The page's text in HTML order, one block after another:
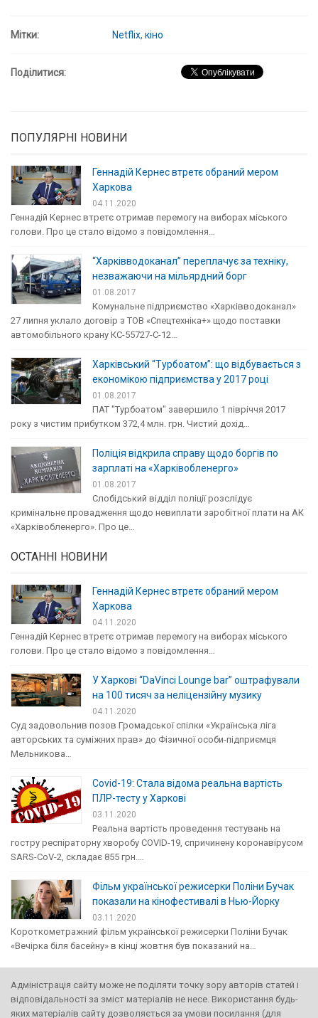
Мітки: Netflix, кіно
Поділитися:
ПОПУЛЯРНІ НОВИНИ
Геннадій Кернес втретє обраний мером
Харкова
04.11.2020
Геннадій Кернес втретє отримав перемогу на виборах міського
голови. Про це стало відомо з повідомлення…
“Харківводоканал” переплачує за техніку,
незважаючи на мільярдний борг
01.08.2017
Комунальне підприємство «Харківводоканал»
27 липня уклало договір з ТОВ «Спецтехніка+» щодо поставки
автомобільного крану КС-55727-С-12…
Харківський “Турбоатом”: що відбувається з
економікою підприємства у 2017 році
01.08.2017
ПАТ "Турбоатом" завершило 1 півріччя 2017
року з чистим прибутком 372,4 млн. грн. Чистий дохід…
Поліція відкрила справу щодо боргів по
зарплаті на «Харківобленерго»
01.08.2017
Слобідський відділ поліції розслідує
кримінальне провадження щодо невиплати заробітної плати на АК
«Харківобленерго». Про це…
ОСТАННІ НОВИНИ
Геннадій Кернес втретє обраний мером
Харкова
04.11.2020
Геннадій Кернес втретє отримав перемогу на виборах міського
голови. Про це стало відомо з повідомлення…
У Харкові “DaVinci Lounge bar” оштрафували
на 100 тисяч за неліцензійну музику
04.11.2020
Суд задовольнив позов Громадської спілки «Українська ліга
авторських та суміжних прав» до Фізичної особи-підприємця
Мельникова…
Covid-19: Стала відома реальна вартість
ПЛР-тесту у Харкові
03.11.2020
Реальна вартість проведення тестувань на
гостру респіраторну хворобу COVID-19, спричинену коронавірусом
SARS-CoV-2, складає 855 грн.…
Фільм української режисерки Поліни Бучак
показали на кінофестивалі в Нью-Йорку
03.11.2020
Короткометражний фільм української режисерки Поліни Бучак
«Вечірка біля басейну» в кінці жовтня був показаний на…
Адміністрація сайту може не поділяти точку зору авторів статей і
відповідальності за зміст матеріалів не несе. Використання будь-
яких матеріалів сайту дозволяється за умови посилання (для